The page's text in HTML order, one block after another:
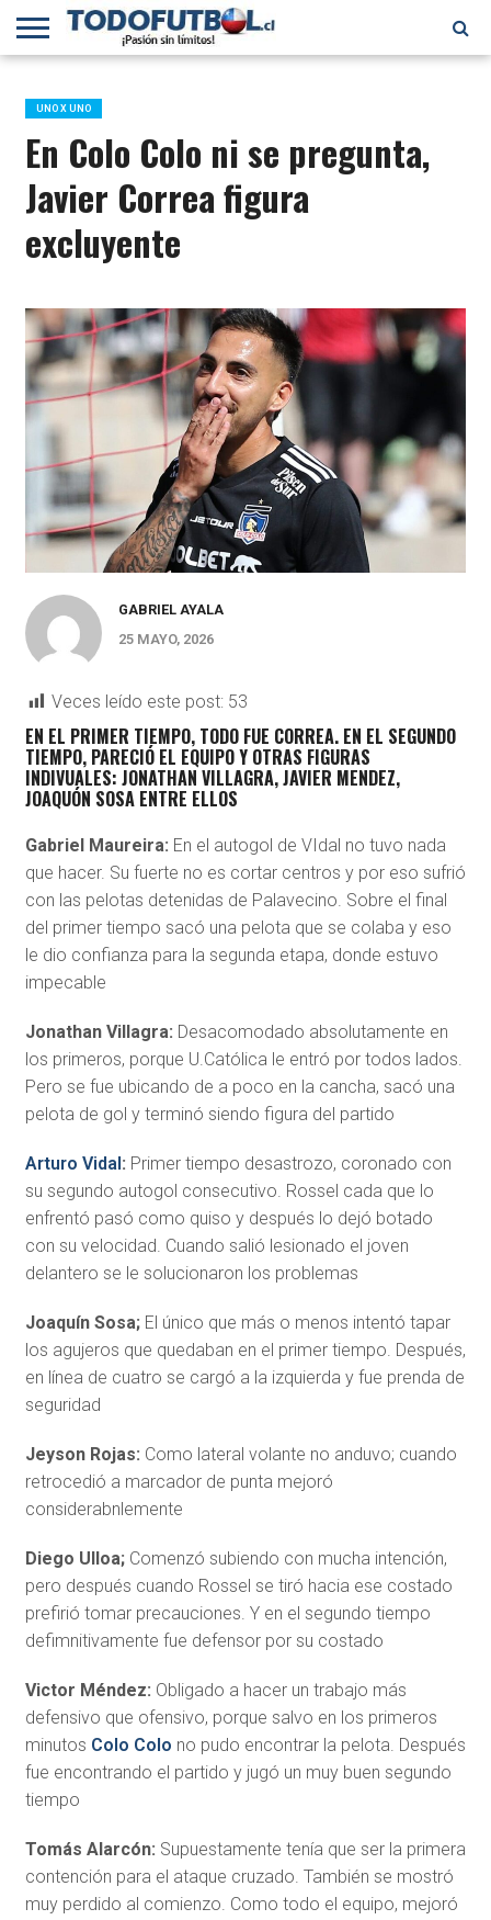
PRIMERA
B
SELECCIÓN
CHILENA
CHILENOS
EN EL
MUNDO
FÚTBOL
INTERNACIONAL
UNO X UNO
En Colo Colo ni se pregunta,
Javier Correa figura
excluyente
GABRIEL AYALA
25 MAYO, 2026
Veces leído este post: 53
EN EL PRIMER TIEMPO, TODO FUE CORREA. EN EL SEGUNDO
TIEMPO, PARECIÓ EL EQUIPO Y OTRAS FIGURAS
INDIVUALES: JONATHAN VILLAGRA, JAVIER MENDEZ,
JOAQUÓN SOSA ENTRE ELLOS
Gabriel Maureira: En el autogol de VIdal no tuvo nada
que hacer. Su fuerte no es cortar centros y por eso sufrió
con las pelotas detenidas de Palavecino. Sobre el final
del primer tiempo sacó una pelota que se colaba y eso
le dio confianza para la segunda etapa, donde estuvo
impecable
Jonathan Villagra: Desacomodado absolutamente en
los primeros, porque U.Católica le entró por todos lados.
Pero se fue ubicando de a poco en la cancha, sacó una
pelota de gol y terminó siendo figura del partido
Arturo Vidal : Primer tiempo desastrozo, coronado con
su segundo autogol consecutivo. Rossel cada que lo
enfrentó pasó como quiso y después lo dejó botado
con su velocidad. Cuando salió lesionado el joven
delantero se le solucionaron los problemas
Joaquín Sosa; El único que más o menos intentó tapar
los agujeros que quedaban en el primer tiempo. Después,
en línea de cuatro se cargó a la izquierda y fue prenda de
seguridad
Jeyson Rojas: Como lateral volante no anduvo; cuando
retrocedió a marcador de punta mejoró
considerabnlemente
Diego Ulloa; Comenzó subiendo con mucha intención,
pero después cuando Rossel se tiró hacia ese costado
prefirió tomar precauciones. Y en el segundo tiempo
defimnitivamente fue defensor por su costado
Victor Méndez: Obligado a hacer un trabajo más
defensivo que ofensivo, porque salvo en los primeros
minutos Colo Colo no pudo encontrar la pelota. Después
fue encontrando el partido y jugó un muy buen segundo
tiempo
Tomás Alarcón: Supuestamente tenía que ser la primera
contención para el ataque cruzado. También se mostró
muy perdido al comienzo. Como todo el equipo, mejoró